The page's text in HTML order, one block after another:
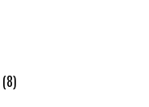
(8)